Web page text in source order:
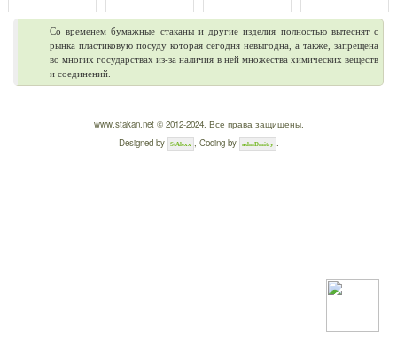
Со временем бумажные стаканы и другие изделия полностью вытеснят с
рынка пластиковую посуду которая сегодня невыгодна, а также, запрещена
во многих государствах из-за наличия в ней множества химических веществ
и соединений.
www.stakan.net © 2012-2024. Все права защищены.
Designed by
StAlexx , Coding by admDmitry